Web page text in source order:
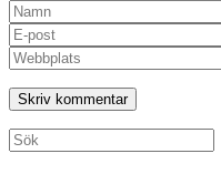
Ange
ditt
namn
eller
användarnamn
för
att
kommentera
Ange
din
e-
postadress
för
att
kommentera
Ange
URL
till
din
webbplats
(valfritt)
Sök
efter: